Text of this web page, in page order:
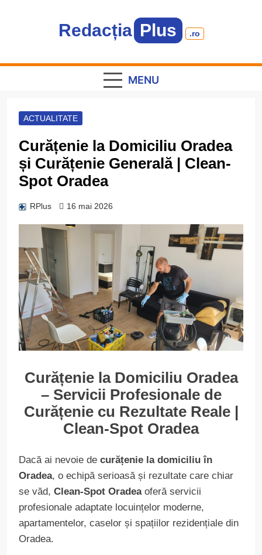
Redacția Plus .ro
MENU
ACTUALITATE
Curățenie la Domiciliu Oradea
și Curățenie Generală | Clean-
Spot Oradea
RPlus 16 mai 2026
Curățenie la Domiciliu Oradea
– Servicii Profesionale de
Curățenie cu Rezultate Reale |
Clean-Spot Oradea
Dacă ai nevoie de curățenie la domiciliu în
Oradea, o echipă serioasă și rezultate care chiar
se văd, Clean-Spot Oradeaoferă servicii
profesionale adaptate locuințelor moderne,
apartamentelor, caselor și spațiilor rezidențiale din
Oradea.